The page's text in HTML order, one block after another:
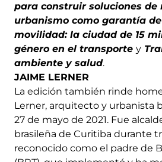
para construir soluciones de
urbanismo como garantía
movilidad: la ciudad de 15
género en el transporte y
ambiente y salud.
JAIME LERNER
La edición también rinde
Lerner, arquitecto y urbanista
27 de mayo de 2021. Fue
brasileña de Curitiba durante
reconocido como el padre de